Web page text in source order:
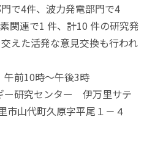
で4件、波力発電部門で4
関連で1 件、計10 件の研究発
えた活発な意見交換も行われ
午前10時～午後3時
ー研究センター 伊万里サテ
山代町久原字平尾１－４